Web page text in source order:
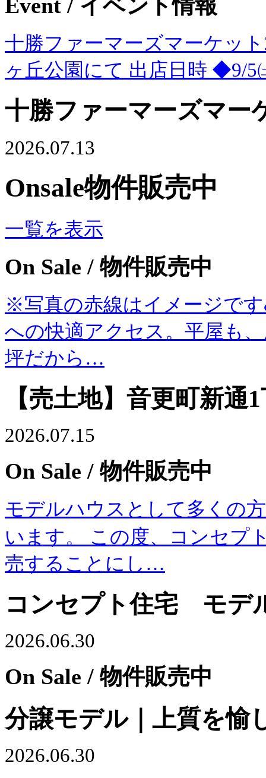
Event / イベント情報
十勝ファーマーズマーケッ
ヶ丘公園にて 出店日時 ◆9/5
十勝ファーマーズマ
2026.07.13
Onsale物件販売中
一覧を表示
On Sale / 物件販売中
※写真の赤線はイメージで
への快適アクセス。平屋も
坪だから…
【売土地】音更町新通
2026.07.15
On Sale / 物件販売中
モデルハウスとして多くの
います。 この度、コンセプ
売することにし…
コンセプト住宅 モデ
2026.06.30
On Sale / 物件販売中
分譲モデル｜上質を愉
2026.06.30